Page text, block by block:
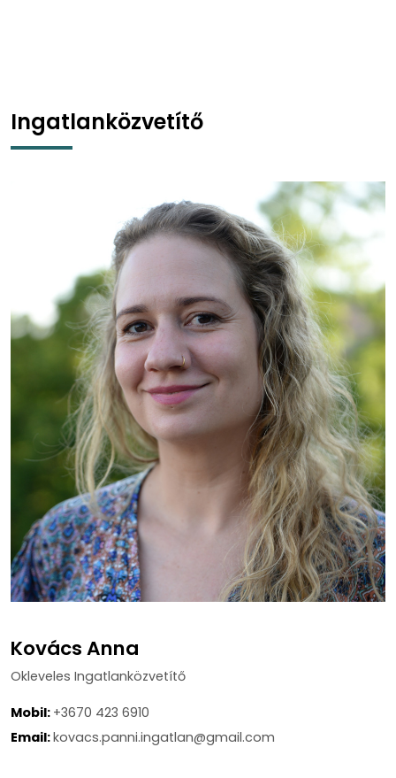
Ingatlanközvetítő
Kovács Anna
Okleveles Ingatlanközvetítő
Mobil: +3670 423 6910
Email:kovacs.panni.ingatlan@gmail.com